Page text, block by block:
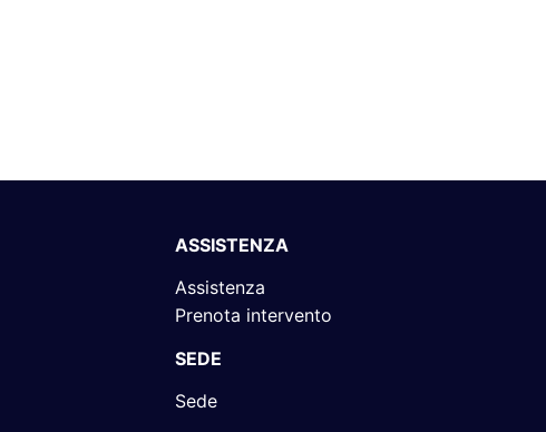
ASSISTENZA
Assistenza
Prenota intervento
SEDE
Sede